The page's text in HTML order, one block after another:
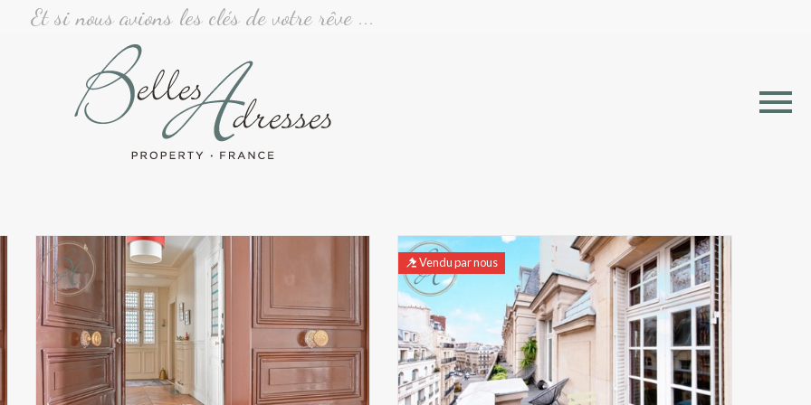
Et si nous avions les clés de votre rêve ...
Vendu par nous